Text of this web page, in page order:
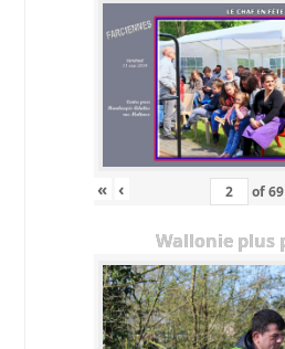
« ‹ of69
Wallonie plus